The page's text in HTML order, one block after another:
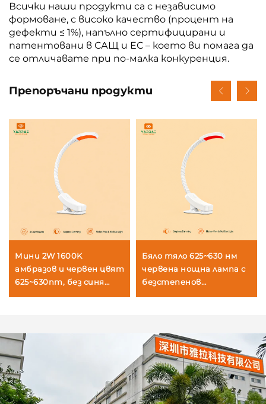
Всички наши продукти са с независимо
формоване, с високо качество (процент на
дефекти ≤ 1%), напълно сертифицирани и
патентовани в САЩ и ЕС – което ви помага да
се отличавате при по-малка конкуренция.
Препоръчани продукти
Мини 2W 1600K
амбразов и червен цвят
625~630nm, без синя
светлина и трептене,
Бяло тяло 625~630 нм
червена нощна лампа с
безстепенов
регулатор на
автоматичната
яркост, батерия 800
mAh, работно време 60
часа, бързо зареждане
за 1 час